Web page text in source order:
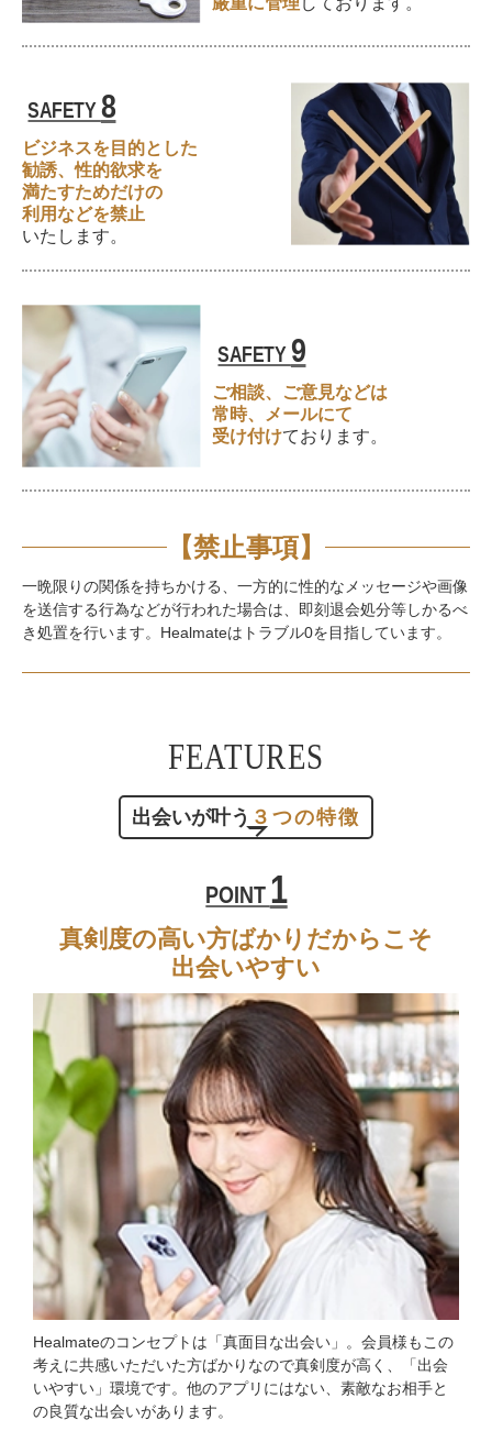
SAFETY8
ビジネスを目的とした
勧誘、性的欲求を
満たすためだけの
利用などを禁止
いたします。
SAFETY9
ご相談、ご意見などは
常時、
メールにて
受け付けております。
【禁止事項】
一晩限りの関係を持ちかける、一方的に性的なメッセージや画像
を送信する行為などが行われた場合は、 即刻退会処分等しかるべ
き処置を行います。Healmateはトラブル0を目指しています。
FEATURES
出会いが叶う ３つの特徴
POINT 1
真剣度の高い方ばかりだからこそ
出会いやすい
Healmateのコンセプトは「真面目な出会い」。会員様もこの
考えに共感いただいた方ばかりなので真剣度が高く、「出会
いやすい」環境です。他のアプリにはない、素敵なお相手と
の良質な出会いがあります。